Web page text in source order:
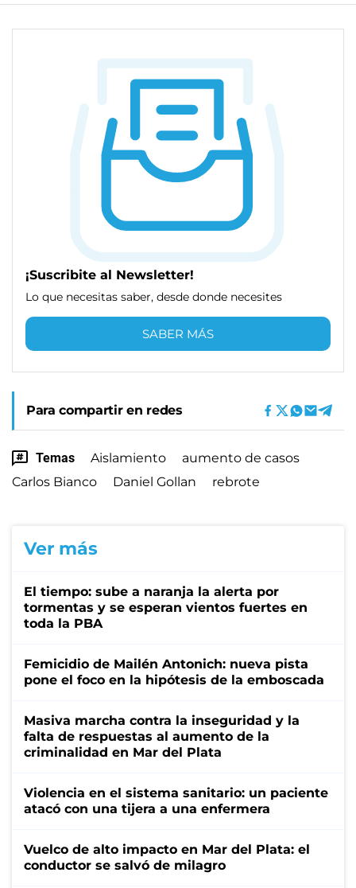
¡Suscribite al Newsletter!
Lo que necesitas saber, desde donde necesites
SABER MÁS
Para compartir en redes
Temas Aislamiento
aumento de casos
Carlos Bianco
Daniel Gollan rebrote
Ver más
El tiempo: sube a naranja la alerta por
tormentas y se esperan vientos fuertes en
toda la PBA
Femicidio de Mailén Antonich: nueva pista
pone el foco en la hipótesis de la emboscada
Masiva marcha contra la inseguridad y la
falta de respuestas al aumento de la
criminalidad en Mar del Plata
Violencia en el sistema sanitario: un paciente
atacó con una tijera a una enfermera
Vuelco de alto impacto en Mar del Plata: el
conductor se salvó de milagro